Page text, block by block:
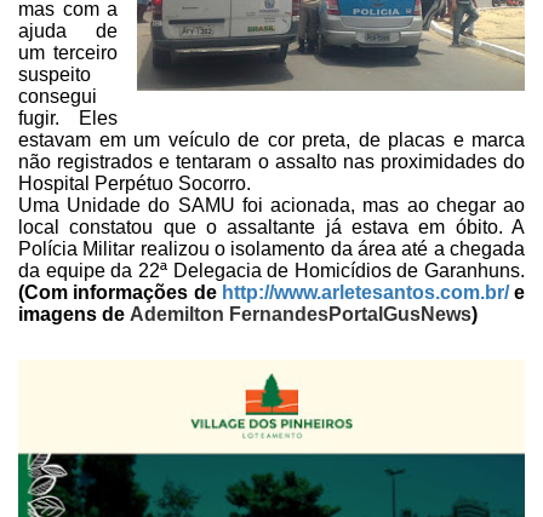
mas com a
ajuda de
um terceiro
suspeito
consegui
fugir. Eles
estavam em um veículo de cor preta, de placas e marca
não registrados e tentaram o assalto nas proximidades do
Hospital Perpétuo Socorro.
Uma Unidade do SAMU foi acionada, mas ao chegar ao
local constatou queo assaltante já estava em óbito. A
Polícia Militar realizou o isolamento da área até a chegada
da equipe da 22ª Delegacia de Homicídios de Garanhuns.
(Com informações de http://www.arletesantos.com.br/e
imagens de Ademilton FernandesPortalGusNews)